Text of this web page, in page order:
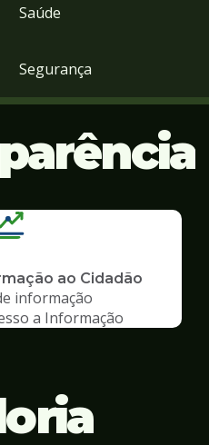
Saúde
Segurança
ao Cidadão
informação
a Informação